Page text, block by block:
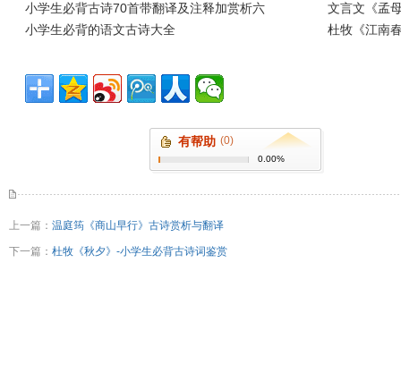
小学生必背古诗70首带翻译及注释加赏析六
文言文《孟
小学生必背的语文古诗大全
杜牧《江南
有帮助 (0)
0.00%
上一篇： 温庭筠《商山早行》古诗赏析与翻译
下一篇： 杜牧《秋夕》-小学生必背古诗词鉴赏